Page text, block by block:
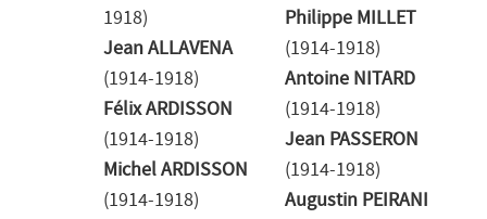
1918)
Jean ALLAVENA
(1914-1918)
Félix ARDISSON
(1914-1918)
Michel ARDISSON
(1914-1918)
Philippe MILLET
(1914-1918)
Antoine NITARD
(1914-1918)
Jean PASSERON
(1914-1918)
Augustin PEIRANI